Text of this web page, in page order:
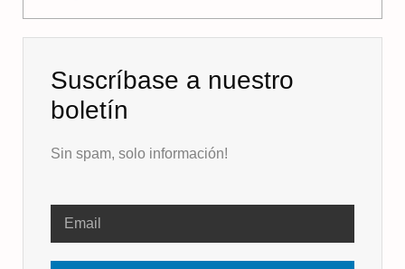
Suscríbase a nuestro
boletín
Sin spam, solo información!